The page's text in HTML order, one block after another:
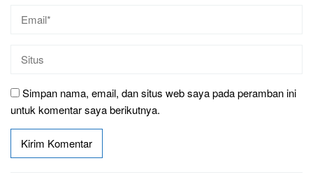
Simpan nama, email, dan situs web saya pada peramban ini
untuk komentar saya berikutnya.